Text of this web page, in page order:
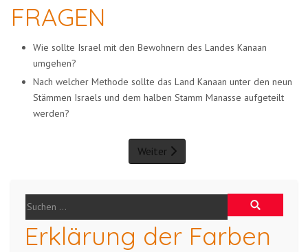
FRAGEN
Wie sollte Israel mit den Bewohnern des Landes Kanaan
umgehen?
Nach welcher Methode sollte das Land Kanaan unter den neun
Stämmen Israels und dem halben Stamm Manasse aufgeteilt
werden?
Weiter
Erklärung der Farben